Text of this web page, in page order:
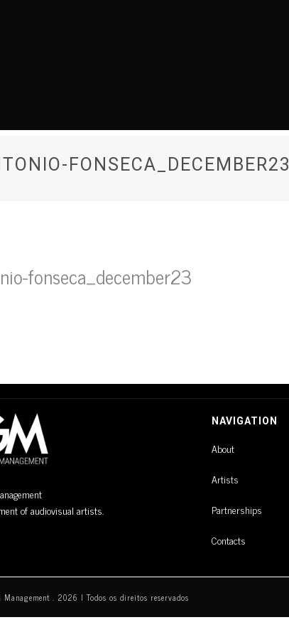
FONSECA_DECEMBER23
fonseca_december23
of audiovisual artists.
NAVIGATION
About
Artists
Partnerships
Contacts
. 2026 I Todos os direitos reservados